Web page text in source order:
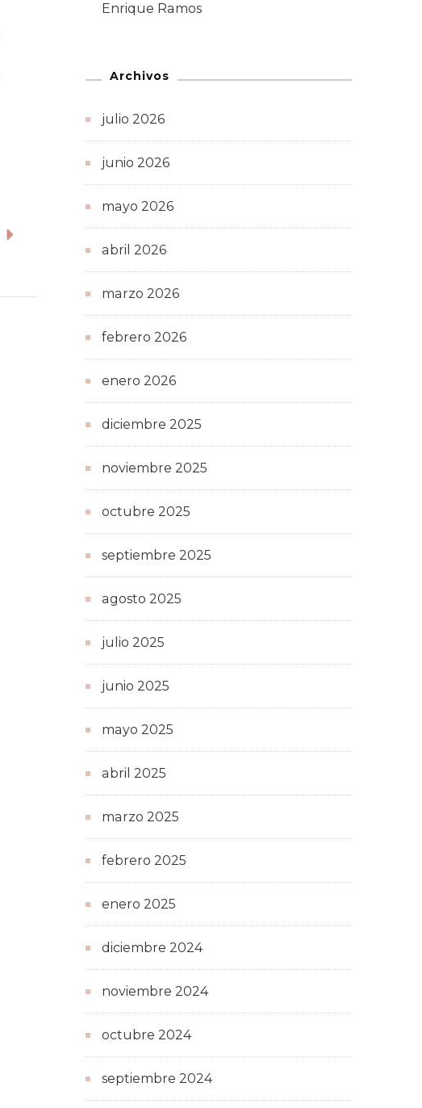
Enrique Ramos
Archivos
julio 2026
junio 2026
mayo 2026
abril 2026
marzo 2026
febrero 2026
enero 2026
diciembre 2025
noviembre 2025
octubre 2025
septiembre 2025
agosto 2025
julio 2025
junio 2025
mayo 2025
abril 2025
marzo 2025
febrero 2025
enero 2025
diciembre 2024
noviembre 2024
octubre 2024
septiembre 2024